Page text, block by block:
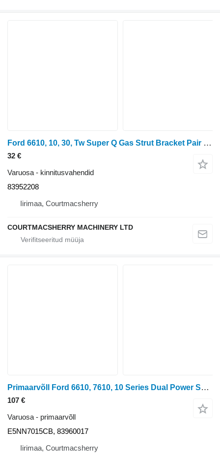
Ford 6610, 10, 30, Tw Super Q Gas Strut Bracket Pair 83952208 tüübi jaoks ratastraktori
32 €
Varuosa - kinnitusvahendid
83952208
Iirimaa, Courtmacsherry
COURTMACSHERRY MACHINERY LTD
Primaarvõll Ford 6610, 7610, 10 Series Dual Power Shaft E5NN7015CB tüübi jaoks ratastraktori Ford 6610
107 €
Varuosa - primaarvõll
E5NN7015CB, 83960017
Iirimaa, Courtmacsherry